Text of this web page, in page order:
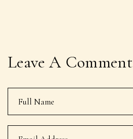
Leave A Comment